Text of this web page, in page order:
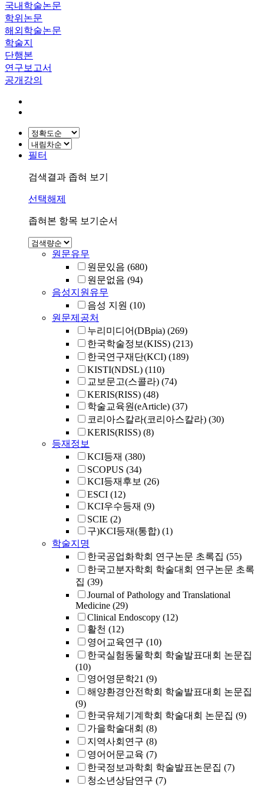
국내학술논문
학위논문
해외학술논문
학술지
단행본
연구보고서
공개강의
필터
검색결과 좁혀 보기
선택해제
좁혀본 항목 보기순서
원문유무
원문있음 (680)
원문없음 (94)
음성지원유무
음성 지원 (10)
원문제공처
누리미디어(DBpia) (269)
한국학술정보(KISS) (213)
한국연구재단(KCI) (189)
KISTI(NDSL) (110)
교보문고(스콜라) (74)
KERIS(RISS) (48)
학술교육원(eArticle) (37)
코리아스칼라(코리아스칼라) (30)
KERIS(RISS) (8)
등재정보
KCI등재 (380)
SCOPUS (34)
KCI등재후보 (26)
ESCI (12)
KCI우수등재 (9)
SCIE (2)
구)KCI등재(통합) (1)
학술지명
한국공업화학회 연구논문 초록집 (55)
한국고분자학회 학술대회 연구논문 초록
집 (39)
Journal of Pathology and Translational
Medicine (29)
Clinical Endoscopy (12)
활천 (12)
영어교육연구 (10)
한국실험동물학회 학술발표대회 논문집
(10)
영어영문학21 (9)
해양환경안전학회 학술발표대회 논문집
(9)
한국유체기계학회 학술대회 논문집 (9)
가을학술대회 (8)
지역사회연구 (8)
영어어문교육 (7)
한국정보과학회 학술발표논문집 (7)
청소년상담연구 (7)